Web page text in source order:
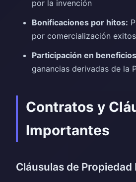
por la invención
Bonificaciones por hitos:
por comercialización
Participación en
ganancias derivadas de la
Contratos y
Importantes
Cláusulas de